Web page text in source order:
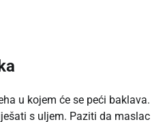
u kojem će se peći baklava.
s uljem. Paziti da maslac